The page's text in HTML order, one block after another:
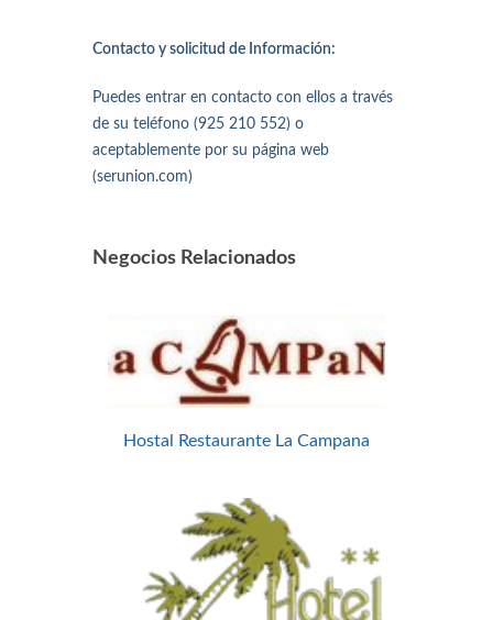
Contacto y solicitud de Información:
Puedes entrar en contacto con ellos a través
de su teléfono (925 210 552) o
aceptablemente por su página web
(serunion.com)
Negocios Relacionados
Hostal Restaurante La Campana